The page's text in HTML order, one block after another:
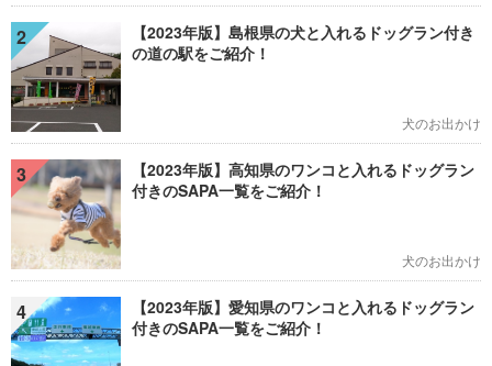
2
【2023年版】島根県の犬と入れるドッグラン付き
の道の駅をご紹介！
犬のお出かけ
3
【2023年版】高知県のワンコと入れるドッグラン
付きのSAPA一覧をご紹介！
犬のお出かけ
4
【2023年版】愛知県のワンコと入れるドッグラン
付きのSAPA一覧をご紹介！